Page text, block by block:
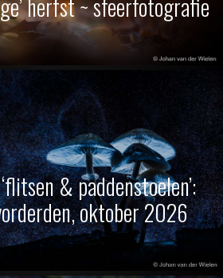
herfst ~ sfeerfotografie
& paddenstoelen’:
oktober 2026